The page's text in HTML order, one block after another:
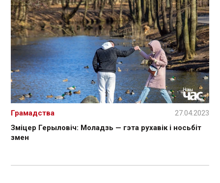
Зміцер Герыловіч: Моладзь — гэта рухавік і носьбіт
змен
Грамадства 27.04.2023